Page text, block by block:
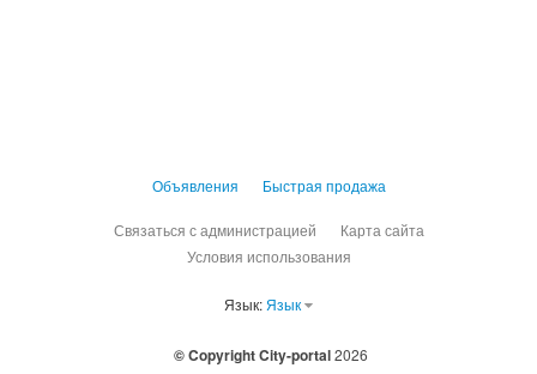
Объявления Быстрая продажа
Связаться с администрацией
Карта сайта
Условия использования
Язык: Язык
© Copyright City-portal2026